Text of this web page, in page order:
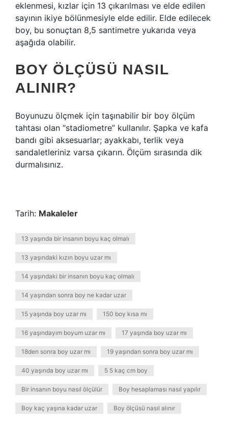
eklenmesi, kızlar için 13 çıkarılması ve elde edilen
sayının ikiye bölünmesiyle elde edilir. Elde edilecek
boy, bu sonuçtan 8,5 santimetre yukarıda veya
aşağıda olabilir.
BOY ÖLÇÜSÜ NASIL
ALINIR?
Boyunuzu ölçmek için taşınabilir bir boy ölçüm
tahtası olan “stadiometre” kullanılır. Şapka ve kafa
bandı gibi aksesuarlar; ayakkabı, terlik veya
sandaletleriniz varsa çıkarın. Ölçüm sırasında dik
durmalısınız.
Tarih: Makaleler
13 yaşında bir insanın boyu kaç olmalı
13 yaşındaki kızın boyu uzar mı
14 yaşındaki bir insanın boyu kaç olmalı
14 yaşından sonra boy ne kadar uzar
15 yaşında boy uzar mı 150 boy kısa mı
16 yaşındayım boyum uzar mı 17 yaşında boy uzar mı
18den sonra boy uzar mı 19 yaşından sonra boy uzar mı
40 yaşında boy uzar mı 5 5 kaç cm boy
Bir insanın boyu nasıl ölçülür Boy hesaplaması nasıl yapılır
Boy kaç yaşına kadar uzar Boy ölçüsü nasıl alınır